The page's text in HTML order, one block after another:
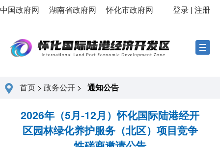
中国政府网 湖南省政府网 怀化市政府网 登录 | 注册
首页 > 政务公开 > 通知公告
2026年（5月-12月）怀化国际陆港经开
区园林绿化养护服务（北区）项目竞争